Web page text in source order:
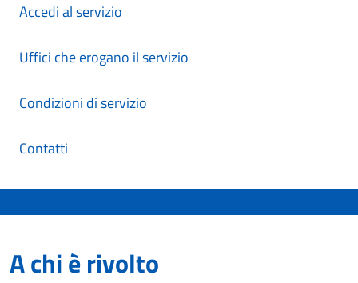
Accedi al servizio
Uffici che erogano il servizio
Condizioni di servizio
Contatti
A chi è rivolto